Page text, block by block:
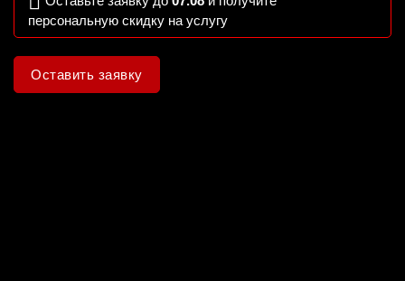
персональную скидку на услугу
Оставить заявку